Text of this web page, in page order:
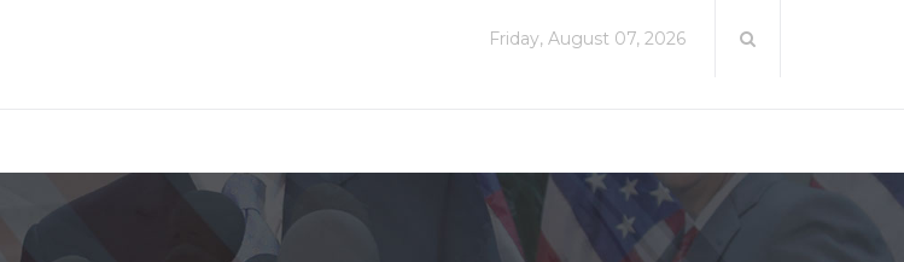
Friday, August 07, 2026